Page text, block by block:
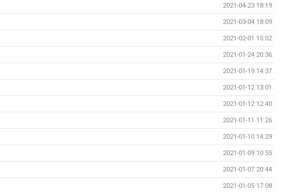
2021-04-23 18:19
2021-03-04 18:09
2021-02-01 15:02
2021-01-24 20:36
2021-01-19 14:37
2021-01-12 13:01
2021-01-12 12:40
2021-01-11 11:26
2021-01-10 14:29
2021-01-09 10:55
2021-01-07 20:44
2021-01-05 17:08